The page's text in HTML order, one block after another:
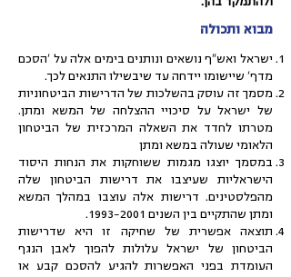
מבוא ותכולה
ישראל ואש"ף נושאים ונותנים בימים אלה על 'הסכם
מדף' שיישומו יידחה עד שיבשילו התנאים לכך.
מסמך זה עוסק בהשלכות של הדרישות הביטחוניות
של ישראל על סיכויי ההצלחה של המשא ומתן.
מטרתו לחדד את השאלה המרכזית של הביטחון
הלאומי שעולה במשא ומתן
במסמך יוצגו מגמות ששוחקות את הנחות היסוד
הישראליות שעיצבו את דרישות הביטחון שלה
מהפלסטינים. דרישות אלה עוצבו במהלך המשא
ומתן שהתקיים בין השנים 1993-2001
.
תוצאה אפשרית של שחיקה זו היא שדרישות
הביטחון של ישראל עלולות להפוך לאבן הנגף
העומדת בפני האפשרות להגיע להסכם קבע או